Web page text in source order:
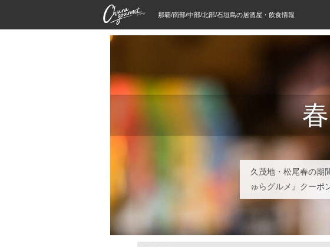
那覇/南部/中部/北部/石垣島の居酒屋・飲食情報
久茂地・松尾春の期
ゅらグルメ』クーポ